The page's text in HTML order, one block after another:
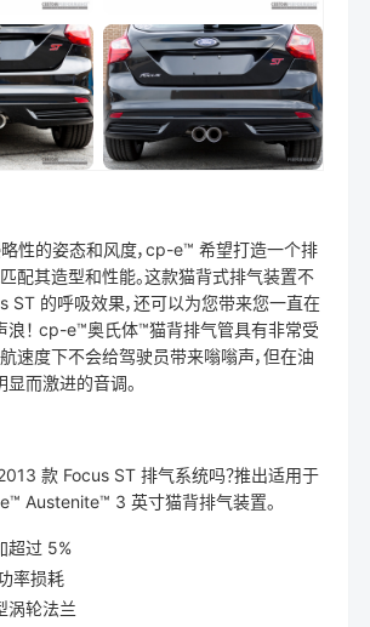
性的姿态和风度，cp-e™ 希望打造一个排
配其造型和性能。这款猫背式排气装置不
ST 的呼吸效果，还可以为您带来您一直在
浪！ cp-e™奥氏体™猫背排气管具有非常受
速度下不会给驾驶员带来嗡嗡声，但在油
而激进的音调。
款 Focus ST 排气系统吗？推出适用于
Austenite™ 3 英寸猫背排气装置。
超过 5%
率损耗
涡轮法兰